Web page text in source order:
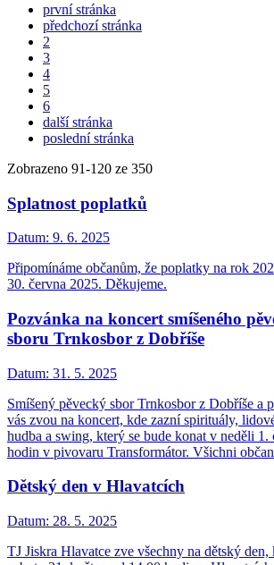
první stránka
předchozí stránka
2
3
4
5
6
další stránka
poslední stránka
Zobrazeno 91-120 ze 350
Splatnost poplatků
Datum: 9. 6. 2025
Připomínáme občanům, že poplatky na rok
30. června 2025. Děkujeme.
Pozvánka na koncert smíšeného
sboru Trnkosbor z Dobříše
Datum: 31. 5. 2025
Smíšený pěvecký sbor Trnkosbor z Dobříše a
vás zvou na koncert, kde zazní spirituály,
hudba a swing, který se bude konat v neděli 1.
hodin v pivovaru Transformátor. Všichni
Dětský den v Hlavatcích
Datum: 28. 5. 2025
TJ Jiskra Hlavatce zve všechny na dětský